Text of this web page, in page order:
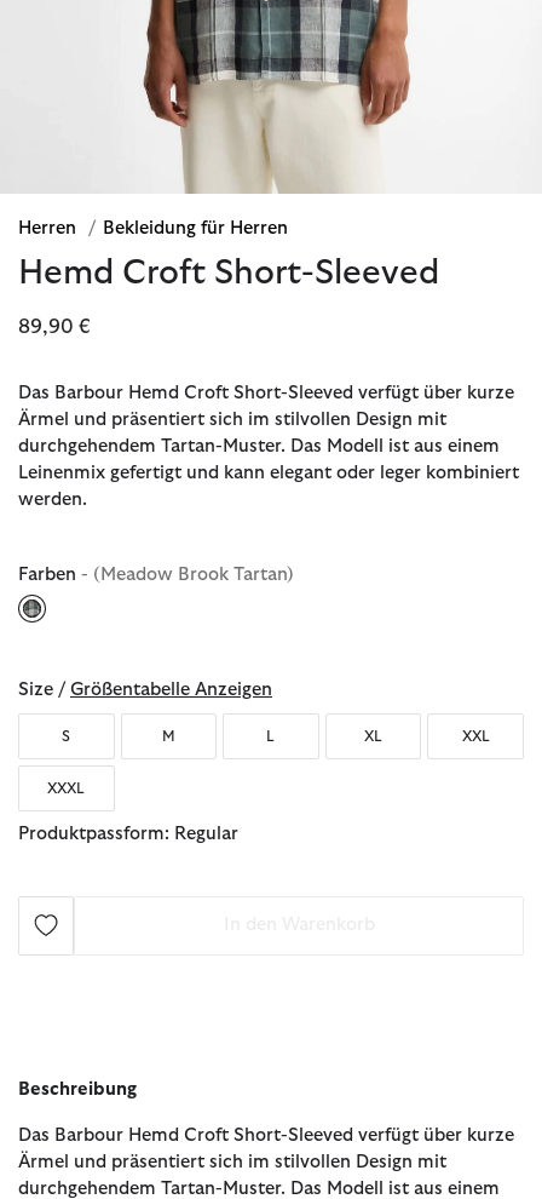
Herren / Bekleidung für Herren
Hemd Croft Short-Sleeved
89,90 €
Das Barbour Hemd Croft Short-Sleeved verfügt über kurze
Ärmel und präsentiert sich im stilvollen Design mit
durchgehendem Tartan-Muster. Das Modell ist aus einem
Leinenmix gefertigt und kann elegant oder leger kombiniert
werden.
Farben - (Meadow Brook Tartan)
Size / Größentabelle Anzeigen
S M L XL XXL
XXXL
Produktpassform: Regular
Beschreibung
Das Barbour Hemd Croft Short-Sleeved verfügt über kurze
Ärmel und präsentiert sich im stilvollen Design mit
durchgehendem Tartan-Muster. Das Modell ist aus einem